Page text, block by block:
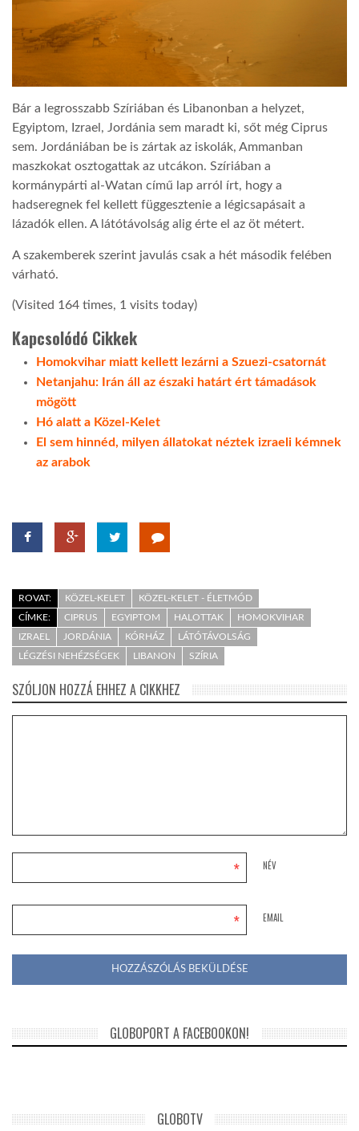
DOBRAVERO.HU
LATIMO.HU
GLOBOBOOK
Bár a legrosszabb Szíriában és Libanonban a helyzet,
Egyiptom, Izrael, Jordánia sem maradt ki, sőt még Ciprus
sem. Jordániában be is zártak az iskolák, Ammanban
maszkokat osztogattak az utcákon. Szíriában a
kormánypárti al-Watan című lap arról írt, hogy a
hadseregnek fel kellett függesztenie a légicsapásait a
lázadók ellen. A látótávolság alig érte el az öt métert.
A szakemberek szerint javulás csak a hét második felében
várható.
(Visited 164 times, 1 visits today)
Kapcsolódó Cikkek
Homokvihar miatt kellett lezárni a Szuezi-csatornát
Netanjahu: Irán áll az északi határt ért támadások
mögött
Hó alatt a Közel-Kelet
El sem hinnéd, milyen állatokat néztek izraeli kémnek
az arabok
ROVAT: KÖZEL-KELET
KÖZEL-KELET - ÉLETMÓD
CÍMKE:
CIPRUS EGYIPTOM HALOTTAK
HOMOKVIHAR
IZRAEL
JORDÁNIA KÓRHÁZ
LÁTÓTÁVOLSÁG
LÉGZÉSI NEHÉZSÉGEK
LIBANON SZÍRIA
SZÓLJON HOZZÁ EHHEZ A CIKKHEZ
NÉV
*
EMAIL
*
GLOBOPORT A FACEBOOKON!
GLOBOTV